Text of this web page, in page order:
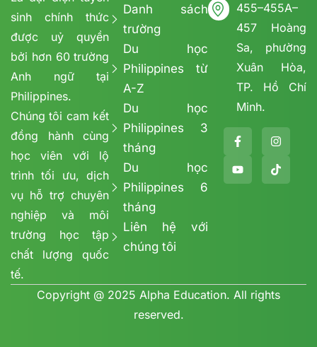
sinh chính thức
được uỷ quyền
bởi hơn 60 trường
Anh ngữ tại
Philippines.
Chúng tôi cam kết
đồng hành cùng
học viên với lộ
trình tối ưu, dịch
vụ hỗ trợ chuyên
nghiệp và môi
trường học tập
chất lượng quốc
tế.
Danh sách
trường
Du học
Philippines từ
A-Z
Du học
Philippines 3
tháng
Du học
Philippines 6
tháng
Liên hệ với
chúng tôi
455–455A–
457 Hoàng
Sa, phường
Xuân Hòa,
TP. Hồ Chí
Minh.
Copyright @ 2025 Alpha Education. All rights
reserved.